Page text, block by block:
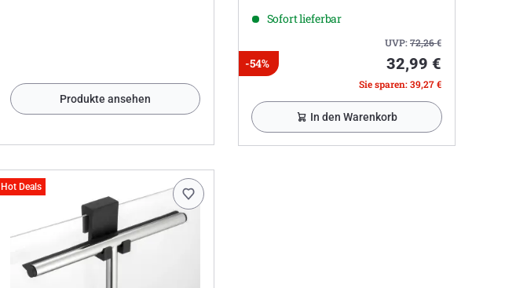
Produkte ansehen
Sofort lieferbar
UVP:72,26€
-54% 32,99 €
Sie sparen: 39,27 €
In den Warenkorb
Hot Deals